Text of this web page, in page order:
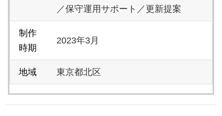
／保守運用サポート／更新提案
制作
時期
2023年3月
地域 東京都北区